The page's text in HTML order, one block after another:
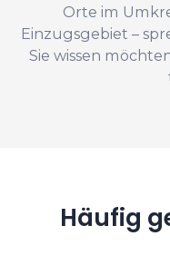
Orte im
Einzugsgebiet –
Sie wissen
Häufig